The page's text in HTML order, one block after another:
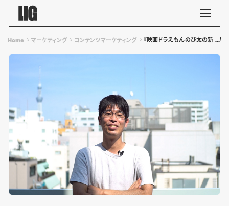
Home マーケティング コンテンツマーケティング 『映画ドラえもん のび太の新恐竜